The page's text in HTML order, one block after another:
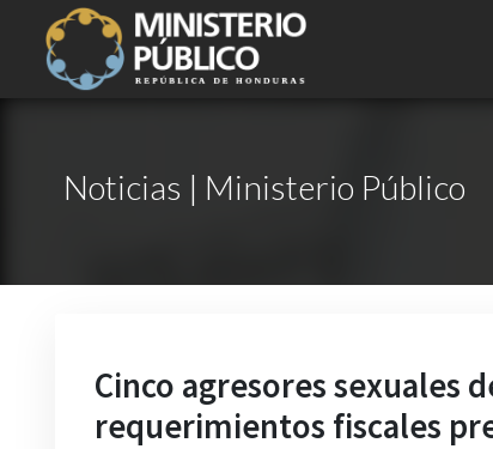
Noticias | Ministerio Público
Cinco agresores sexuales
requerimientos fiscales